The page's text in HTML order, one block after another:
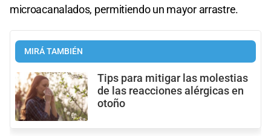
microacanalados, permitiendo un mayor arrastre.
MIRÁ TAMBIÉN
Tips para mitigar las molestias
de las reacciones alérgicas en
otoño